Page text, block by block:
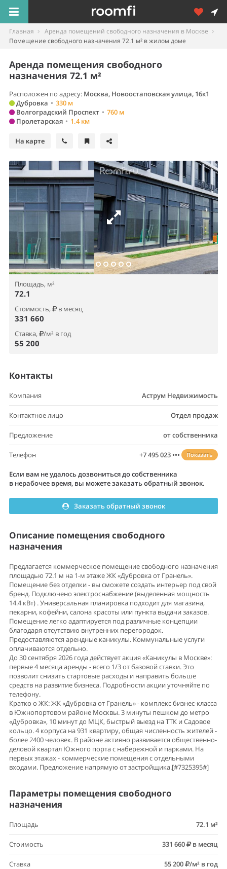
Главная
Аренда помещений свободного назначения в Москве
Помещение свободного назначения 72.1 м² в жилом доме
Аренда помещения свободного
назначения 72.1 м²
Расположен по адресу: Москва, Новоостаповская улица, 16к1
Дубровка • 330 м
Волгоградский Проспект • 760 м
Пролетарская • 1.4 км
На карте
Площадь, м²
72.1
Стоимость, в месяц
331 660
Ставка, /м² в год
55 200
Контакты
Компания Аструм Недвижимость
Контактное лицо Отдел продаж
Предложение от собственника
Телефон +7 495 023 ••• Показать
Если вам не удалось дозвониться до собственника
в нерабочее время, вы можете заказать обратный звонок.
Заказать обратный звонок
Описание помещения свободного
назначения
Предлагается коммерческое помещение свободного назначения
площадью 72.1 м на 1-м этаже ЖК «Дубровка от Гранель».
Помещение без отделки - вы сможете создать интерьер под свой
бренд. Подключено электроснабжение (выделенная мощность
14.4 кВт) . Универсальная планировка подходит для магазина,
пекарни, кофейни, салона красоты или пункта выдачи заказов.
Помещение легко адаптируется под различные концепции
благодаря отсутствию внутренних перегородок.
Предоставляются арендные каникулы. Коммунальные услуги
оплачиваются отдельно.
До 30 сентября 2026 года действует акция «Каникулы в Москве»:
первые 4 месяца аренды - всего 1/3 от базовой ставки. Это
позволит снизить стартовые расходы и направить больше
средств на развитие бизнеса. Подробности акции уточняйте по
телефону.
Кратко о ЖК: ЖК «Дубровка от Гранель» - комплекс бизнес-класса
в Южнопортовом районе Москвы. 3 минуты пешком до метро
«Дубровка», 10 минут до МЦК, быстрый выезд на ТТК и Садовое
кольцо. 4 корпуса на 931 квартиру, общая численность жителей -
более 2400 человек. В районе активно развивается общественно-
деловой квартал Южного порта с набережной и парками. На
первых этажах - коммерческие помещения с отдельными
входами. Предложение напрямую от застройщика.[#7325395#]
Параметры помещения свободного
назначения
Площадь 72.1 м²
Стоимость 331 660 в месяц
Ставка 55 200 /м² в год